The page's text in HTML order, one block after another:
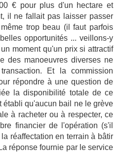
€ pour plus d'un hectare et
il ne fallait pas laisser passer
trop beau (il faut parfois
opportunités ... veillons-y
moment qu'un prix si attractif
des manoeuvres diverses ne
Et la commission
répondre à une question de
la disponibilité totale de ce
établi qu'aucun bail ne le grève
à racheter ou à respecter, ce
financier de l'opération (s'il
réaffectation en terrain à bâtir
réponse fournie par le service